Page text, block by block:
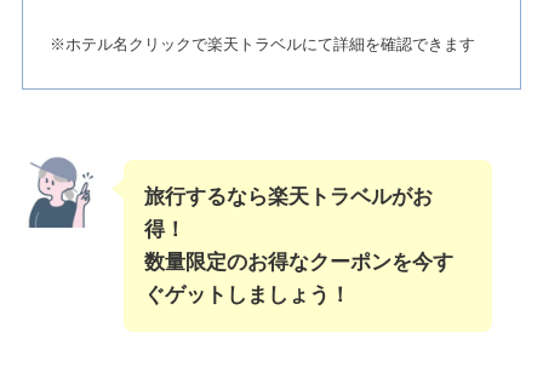
※ホテル名クリックで楽天トラベルにて詳細を確認できます
旅行するなら楽天トラベルがお
得！
数量限定のお得なクーポンを今す
ぐゲットしましょう！